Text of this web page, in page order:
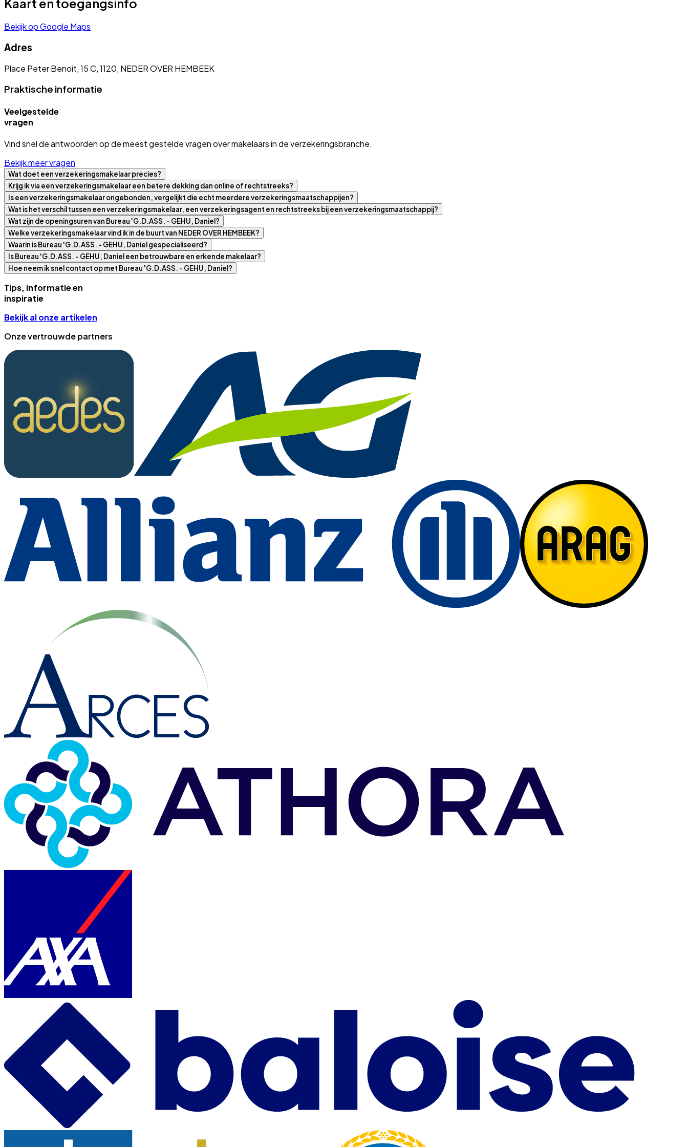
Kaart en toegangsinfo
Bekijk op Google Maps
Adres
Place Peter Benoit, 15 C, 1120, NEDER OVER HEMBEEK
Praktische informatie
Veelgestelde
vragen
Vind snel de antwoorden op de meest gestelde vragen over makelaars in de verzekeringsbranche.
Bekijk meer vragen
Wat doet een verzekeringsmakelaar precies?
Krijg ik via een verzekeringsmakelaar een betere dekking dan online of rechtstreeks?
Is een verzekeringsmakelaar ongebonden, vergelijkt die echt meerdere verzekeringsmaatschappijen?
Wat is het verschil tussen een verzekeringsmakelaar, een verzekeringsagent en rechtstreeks bij een verzekeringsmaatschappij?
Wat zijn de openingsuren van Bureau 'G.D.ASS. - GEHU, Daniel?
Welke verzekeringsmakelaar vind ik in de buurt van NEDER OVER HEMBEEK?
Waarin is Bureau 'G.D.ASS. - GEHU, Daniel gespecialiseerd?
Is Bureau 'G.D.ASS. - GEHU, Daniel een betrouwbare en erkende makelaar?
Hoe neem ik snel contact op met Bureau 'G.D.ASS. - GEHU, Daniel?
Tips, informatie en
inspiratie
Bekijk al onze artikelen
Onze vertrouwde partners